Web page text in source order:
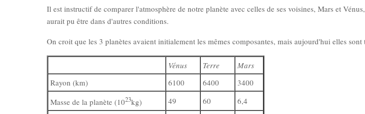
Il est instructif de comparer l'atmosphère de notre planète avec celles de ses voisines, Mars et
aurait pu être dans d'autres conditions.
On croit que les 3 planètes avaient initialement les mêmes composantes, mais aujourd'hui elles sont
Vénus Terre
Mars
Rayon (km)
6100 6400
3400
Masse de la planète (1023kg) 49 60
6,4